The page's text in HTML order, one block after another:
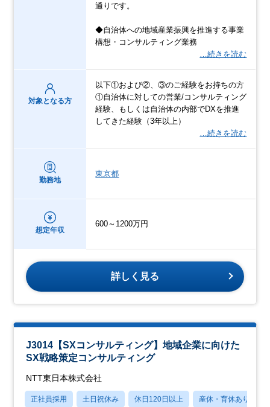
通りです。
◆自治体への地域産業振興を推進する事業
構想・コンサルティング業務
…続きを読む
対象となる方
以下①および②、③のご経験をお持ちの方
①自治体に対しての営業/コンサルティング
経験、もしくは自治体の内部でDXを推進
してきた経験（3年以上）
…続きを読む
勤務地
東京都
想定年収
600～1200万円
詳しく見る
J3014【SXコンサルティング】地域企業に向けた
SX戦略策定コンサルティング
NTT東日本株式会社
正社員採用 土日祝休み 休日120日以上 産休・育休あり